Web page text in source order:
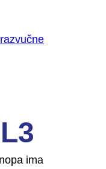
ima